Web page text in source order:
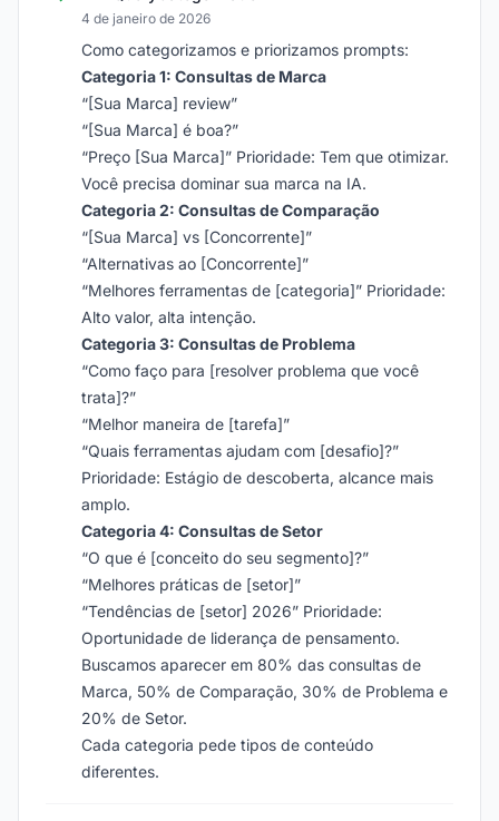
4 de janeiro de 2026
Como categorizamos e priorizamos prompts:
Categoria 1: Consultas de Marca
“[Sua Marca] review”
“[Sua Marca] é boa?”
“Preço [Sua Marca]” Prioridade: Tem que otimizar.
Você precisa dominar sua marca na IA.
Categoria 2: Consultas de Comparação
“[Sua Marca] vs [Concorrente]”
“Alternativas ao [Concorrente]”
“Melhores ferramentas de [categoria]” Prioridade:
Alto valor, alta intenção.
Categoria 3: Consultas de Problema
“Como faço para [resolver problema que você
trata]?”
“Melhor maneira de [tarefa]”
“Quais ferramentas ajudam com [desafio]?”
Prioridade: Estágio de descoberta, alcance mais
amplo.
Categoria 4: Consultas de Setor
“O que é [conceito do seu segmento]?”
“Melhores práticas de [setor]”
“Tendências de [setor] 2026” Prioridade:
Oportunidade de liderança de pensamento.
Buscamos aparecer em 80% das consultas de
Marca, 50% de Comparação, 30% de Problema e
20% de Setor.
Cada categoria pede tipos de conteúdo
diferentes.